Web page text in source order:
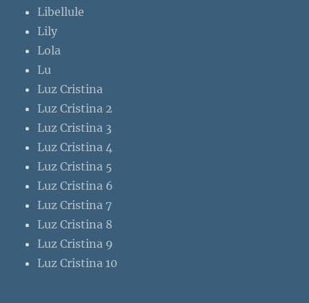
Libellule
Lily
Lola
Lu
Luz Cristina
Luz Cristina 2
Luz Cristina 3
Luz Cristina 4
Luz Cristina 5
Luz Cristina 6
Luz Cristina 7
Luz Cristina 8
Luz Cristina 9
Luz Cristina 10